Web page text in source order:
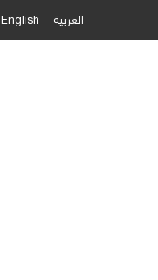
العربية English